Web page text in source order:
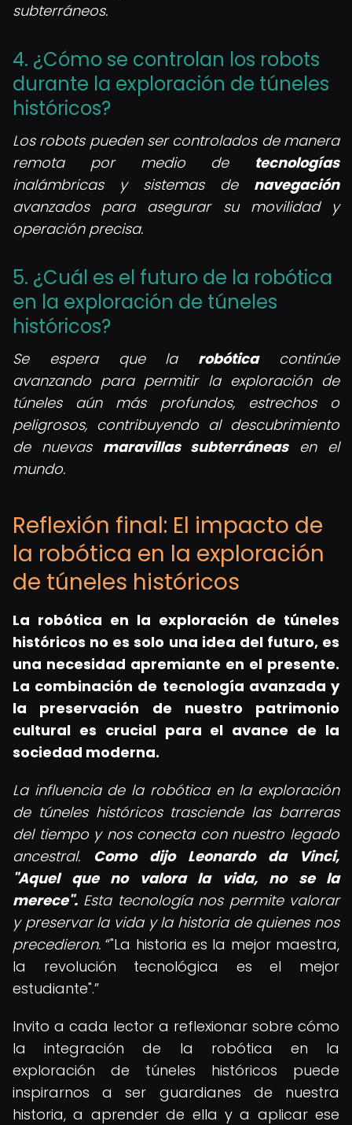
subterráneos.
4. ¿Cómo se controlan los robots
durante la exploración de túneles
históricos?
Los robots pueden ser controlados de manera
remota por medio de tecnologías
inalámbricas y sistemas de navegación
avanzados para asegurar su movilidad y
operación precisa.
5. ¿Cuál es el futuro de la robótica
en la exploración de túneles
históricos?
Se espera que la robóticacontinúe
avanzando para permitir la exploración de
túneles aún más profundos, estrechos o
peligrosos, contribuyendo al descubrimiento
de nuevas maravillas subterráneasen el
mundo.
Reflexión final: El impacto de
la robótica en la exploración
de túneles históricos
La robótica en la exploración de túneles
históricos no es solo una idea del futuro, es
una necesidad apremiante en el presente.
La combinación de tecnología avanzada y
la preservación de nuestro patrimonio
cultural es crucial para el avance de la
sociedad moderna.
La influencia de la robótica en la exploración
de túneles históricos trasciende las barreras
del tiempo y nos conecta con nuestro legado
ancestral. Como dijo Leonardo da Vinci,
"Aquel que no valora la vida, no se la
merece". Esta tecnología nos permite valorar
y preservar la vida y la historia de quienes nos
precedieron. "La historia es la mejor maestra,
la revolución tecnológica es el mejor
estudiante".
Invito a cada lector a reflexionar sobre cómo
la integración de la robótica en la
exploración de túneles históricos puede
inspirarnos a ser guardianes de nuestra
historia, a aprender de ella y a aplicar ese